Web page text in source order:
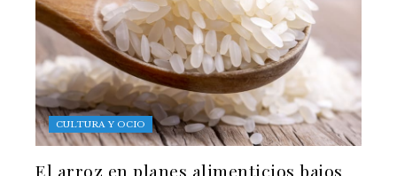
CULTURA Y OCIO
El arroz en planes alimenticios bajos